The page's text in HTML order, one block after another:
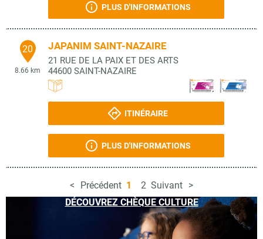
PLUS D'INFORMATIONS
20
8.66 km
JAPANIM SAINT-NAZAIRE
21 RUE DE LA PAIX ET DES ARTS
44600 SAINT-NAZAIRE
ITINÉRAIRE
PLUS D'INFORMATIONS
Précédent 1 2 Suivant
DÉCOUVREZ CHÈQUE CULTURE